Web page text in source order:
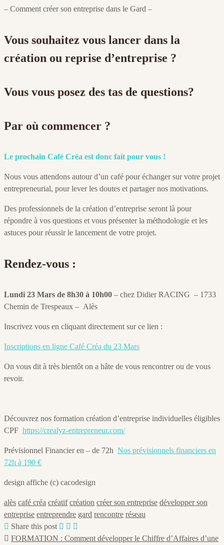
– Comment créer son entreprise dans le Gard –
Vous souhaitez vous lancer dans la
création ou reprise d’entreprise ?
Vous vous posez des tas de questions?
Par où commencer ?
Le prochain Café Créa est donc fait pour vous !
Nous vous attendons autour d’un café pour échanger sur votre projet
entrepreneurial, pour lever les doutes et partager nos motivations.
Des professionnels de la création d’entreprise seront là pour
répondre à vos questions et vous présenter la méthodologie et les
astuces pour réussir le lancement de votre projet.
Rendez-vous :
Lundi 23 Mars de 8h30 à 10h00 – chez Didier RACING – 1733
Chemin de Trespeaux – Alès
Inscrivez vous en cliquant directement sur ce lien :
Inscriptions en ligne Café Créa du 23 Mars
On vous dit à très bientôt on a hâte de vous rencontrer ou de vous
revoir.
Découvrez nos formation création d’entreprise individuelles éligibles
CPF https://crealyz-entrepreneur.com/
Prévisionnel Financier en – de 72h Nos prévisionnels financiers en
72h à 190 €
design affiche (c) cacodesign
alès café créa créatif création créer son entreprise développer son
entreprise entreprendre gard rencontre réseau
Share this post
FORMATION : Comment développer le Chiffre d’Affaires d’une